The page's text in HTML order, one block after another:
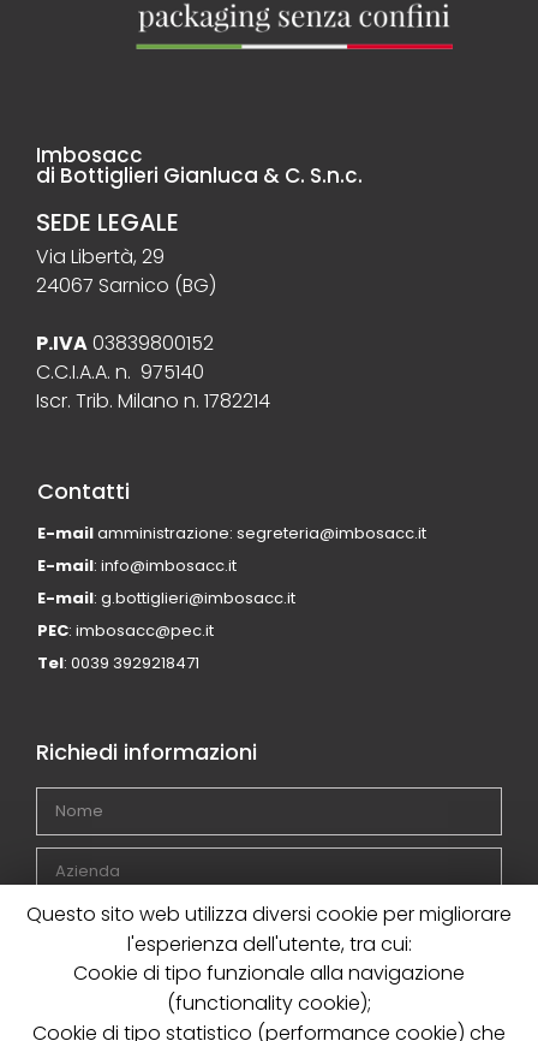
Imbosacc
di Bottiglieri Gianluca & C. S.n.c.
SEDE LEGALE
Via Libertà, 29
24067 Sarnico (BG)
P.IVA03839800152
C.C.I.A.A. n. 975140
Iscr. Trib. Milano n. 1782214
Contatti
E-mailamministrazione: segreteria@imbosacc.it
E-mail: info@imbosacc.it
E-mail: g.bottiglieri@imbosacc.it
PEC: imbosacc@pec.it
Tel: 0039 3929218471
Richiedi informazioni
Questo sito web utilizza diversi cookie per migliorare
l'esperienza dell'utente, tra cui:
Cookie di tipo funzionale alla navigazione
(functionality cookie);
Cookie di tipo statistico (performance cookie) che